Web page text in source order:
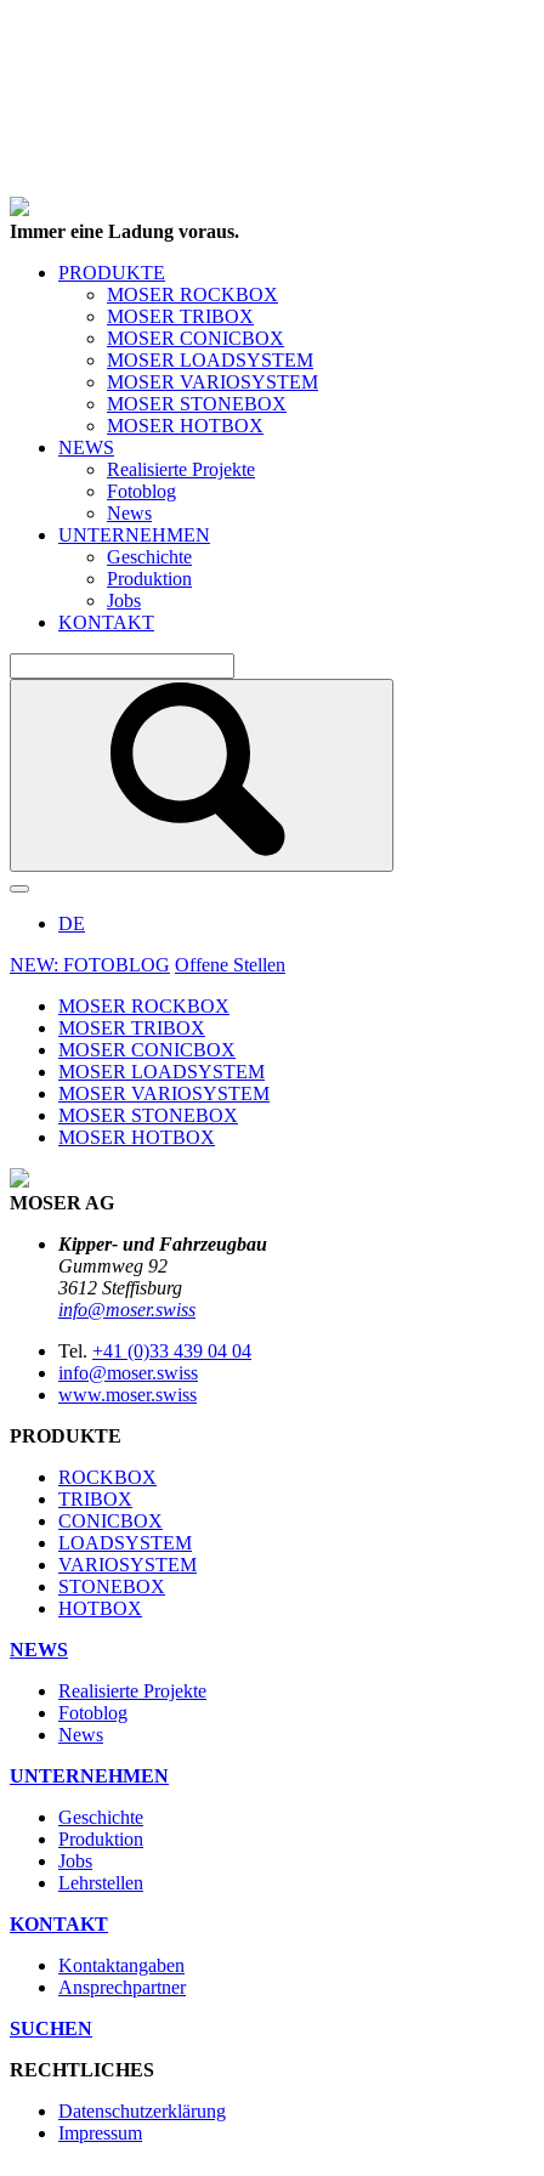
Immer eine Ladung voraus.
PRODUKTE
MOSER ROCKBOX
MOSER TRIBOX
MOSER CONICBOX
MOSER LOADSYSTEM
MOSER VARIOSYSTEM
MOSER STONEBOX
MOSER HOTBOX
NEWS
Realisierte Projekte
Fotoblog
News
UNTERNEHMEN
Geschichte
Produktion
Jobs
KONTAKT
DE
NEW: FOTOBLOG Offene Stellen
MOSER ROCKBOX
MOSER TRIBOX
MOSER CONICBOX
MOSER LOADSYSTEM
MOSER VARIOSYSTEM
MOSER STONEBOX
MOSER HOTBOX
MOSER AG
Kipper- und Fahrzeugbau
Gummweg 92
3612 Steffisburg
info@moser.swiss
Tel. +41 (0)33 439 04 04
info@moser.swiss
www.moser.swiss
PRODUKTE
ROCKBOX
TRIBOX
CONICBOX
LOADSYSTEM
VARIOSYSTEM
STONEBOX
HOTBOX
NEWS
Realisierte Projekte
Fotoblog
News
UNTERNEHMEN
Geschichte
Produktion
Jobs
Lehrstellen
KONTAKT
Kontaktangaben
Ansprechpartner
SUCHEN
RECHTLICHES
Datenschutzerklärung
Impressum